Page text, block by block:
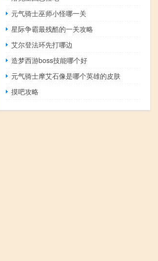
元气骑士巫师小怪哪一关
星际争霸最残酷的一关攻略
艾尔登法环先打哪边
造梦西游boss技能哪个好
元气骑士摩艾石像是哪个英雄的皮肤
摸吧攻略